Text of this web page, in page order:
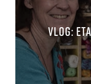
Vlog: